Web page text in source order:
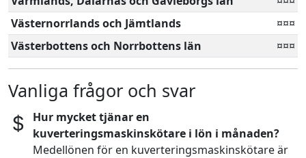
Västernorrlands och Jämtlands
¤¤¤
Västerbottens och Norrbottens län
¤¤¤
Vanliga frågor och svar
Hur mycket tjänar en
kuverteringsmaskinskötare i lön i månaden?
Medellönen för en kuverteringsmaskinskötare är